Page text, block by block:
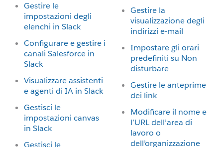
Gestire le
impostazioni degli
elenchi in Slack
Configurare e gestire i
canali Salesforce in
Slack
Visualizzare assistenti
e agenti di IA in Slack
Gestisci le
impostazioni canvas
in Slack
Gestisci le
Gestire la
visualizzazione degli
indirizzi e-mail
Impostare gli orari
predefiniti su Non
disturbare
Gestire le anteprime
dei link
Modificare il nome e
l’URL dell’area di
lavoro o
dell’organizzazione